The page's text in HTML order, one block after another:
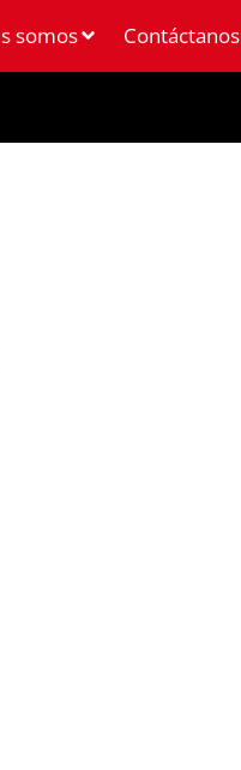
somos Contáctanos